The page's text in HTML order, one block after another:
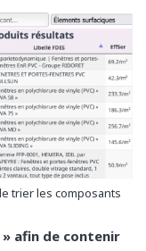
trier les composants
» afin de contenir